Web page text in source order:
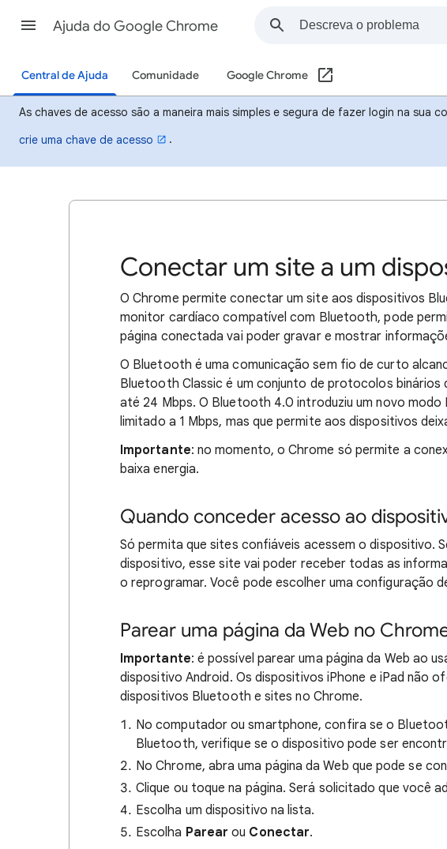
Ajuda do Google Chrome
Central de Ajuda Comunidade Google Chrome
As chaves de acesso são a maneira mais simples e segura de fazer login na
crie uma chave de acesso
.
Conectar um site a um
O Chrome permite conectar um site aos dispositivos
monitor cardíaco compatível com Bluetooth, pode
página conectada vai poder gravar e mostrar
O Bluetooth é uma comunicação sem fio de curto
Bluetooth Classic é um conjunto de protocolos
até 24 Mbps. O Bluetooth 4.0 introduziu um novo
limitado a 1 Mbps, mas que permite aos dispositivos
Importante: no momento, o Chrome só permite a
baixa energia.
Quando conceder acesso ao
Só permita que sites confiáveis acessem o dispositivo.
dispositivo, esse site vai poder receber todas as
o reprogramar. Você pode escolher uma configuração
Parear uma página da Web no
Importante: é possível parear uma página da Web ao
dispositivo Android. Os dispositivos iPhone e iPad não
dispositivos Bluetooth e sites no Chrome.
No computador ou smartphone, confira se o
Bluetooth, verifique se o dispositivo pode ser
No Chrome, abra uma página da Web que pode se
Clique ou toque na página. Será solicitado que você
Escolha um dispositivo na lista.
Escolha Parear ou Conectar.